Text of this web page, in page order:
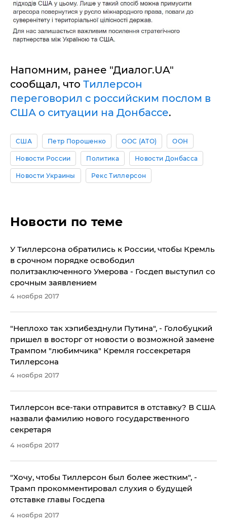
Напомним, ранее "Диалог.UA"
сообщал, что Тиллерсон
переговорил с российским послом в
США о ситуации на Донбассе.
США Петр Порошенко ООС (АТО) ООН
Новости России Политика Новости Донбасса
Новости Украины Рекс Тиллерсон
Новости по теме
У Тиллерсона обратились к России, чтобы Кремль
в срочном порядке освободил
политзаключенного Умерова - Госдеп выступил со
срочным заявлением
4 ноября 2017
"Неплохо так хэпибезднули Путина", - Голобуцкий
пришел в восторг от новости о возможной замене
Трампом "любимчика" Кремля госсекретаря
Тиллерсона
4 ноября 2017
Тиллерсон все-таки отправится в отставку? В США
назвали фамилию нового государственного
секретаря
4 ноября 2017
"Хочу, чтобы Тиллерсон был более жестким", -
Трамп прокомментировал слухия о будущей
отставке главы Госдепа
4 ноября 2017